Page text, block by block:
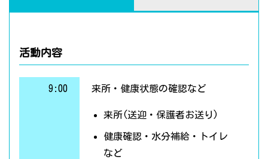
活動内容
9:00 来所・健康状態の確認など
来所(送迎・保護者お送り)
健康確認・水分補給・トイレ
など